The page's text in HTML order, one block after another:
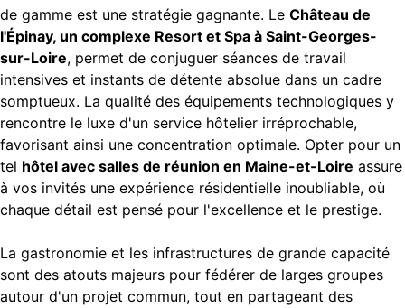
de gamme est une stratégie gagnante. Le Château de
l'Épinay, un complexe Resort et Spa à Saint-Georges-
sur-Loire, permet de conjuguer séances de travail
intensives et instants de détente absolue dans un cadre
somptueux. La qualité des équipements technologiques y
rencontre le luxe d'un service hôtelier irréprochable,
favorisant ainsi une concentration optimale. Opter pour un
tel hôtel avec salles de réunion en Maine-et-Loire assure
à vos invités une expérience résidentielle inoubliable, où
chaque détail est pensé pour l'excellence et le prestige.
La gastronomie et les infrastructures de grande capacité
sont des atouts majeurs pour fédérer de larges groupes
autour d'un projet commun, tout en partageant des